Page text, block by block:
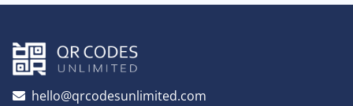
hello@qrcodesunlimited.com